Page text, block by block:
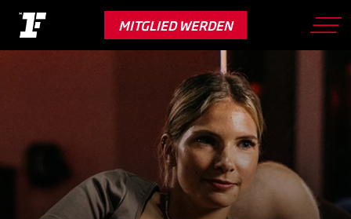
main
content
MITGLIED WERDEN